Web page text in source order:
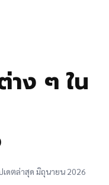
าง ๆ ใน
เดตล่าสุด มิถุนายน 2026